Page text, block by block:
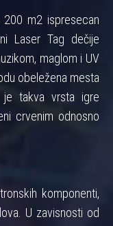
m2 ispresecan
Laser Tag dečije
maglom i UV
obeležena mesta
takva vrsta igre
crvenim odnosno
komponenti,
U zavisnosti od